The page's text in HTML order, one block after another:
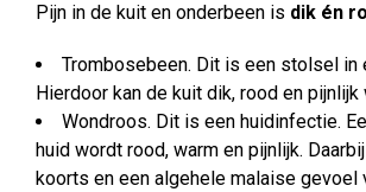
Pijn in de kuit en onderbeen is dik én
Trombosebeen. Dit is een stolsel in
Hierdoor kan de kuit dik, rood en pijnlijk
Wondroos. Dit is een huidinfectie.
huid wordt rood, warm en pijnlijk.
koorts en een algehele malaise gevoel